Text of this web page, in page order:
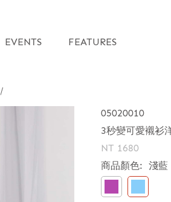
EVENTS FEATURES
05020010
3秒變可愛襯衫
NT 1680
商品顏色: 淺藍